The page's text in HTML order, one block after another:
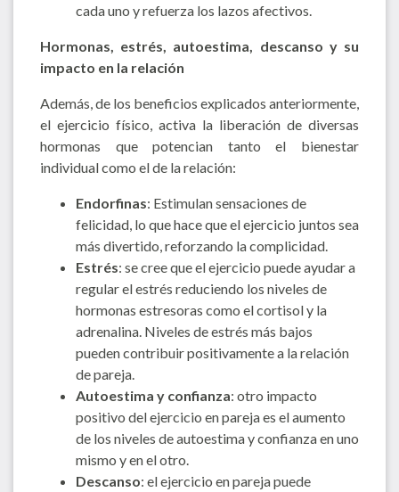
cada uno y refuerza los lazos afectivos.
Hormonas, estrés, autoestima, descanso y su
impacto en la relación
Además, de los beneficios explicados anteriormente,
el ejercicio físico, activa la liberación de diversas
hormonas que potencian tanto el bienestar
individual como el de la relación:
Endorfinas: Estimulan sensaciones de
felicidad, lo que hace que el ejercicio juntos sea
más divertido, reforzando la complicidad.
Estrés: se cree que el ejercicio puede ayudar a
regular el estrés reduciendo los niveles de
hormonas estresoras como el cortisol y la
adrenalina. Niveles de estrés más bajos
pueden contribuir positivamente a la relación
de pareja.
Autoestima y confianza: otro impacto
positivo del ejercicio en pareja es el aumento
de los niveles de autoestima y confianza en uno
mismo y en el otro.
Descanso: el ejercicio en pareja puede